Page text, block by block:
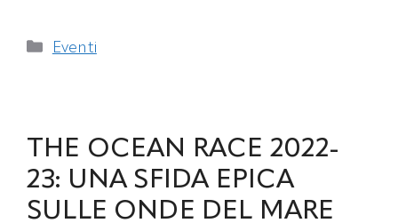
Categorie
Eventi
THE OCEAN RACE 2022-
23: UNA SFIDA EPICA
SULLE ONDE DEL MARE